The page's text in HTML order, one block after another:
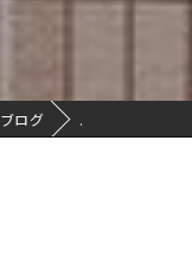
ブログ .